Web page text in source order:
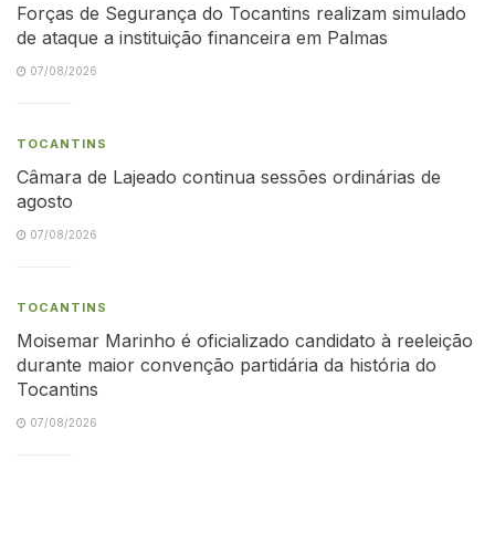
Forças de Segurança do Tocantins realizam simulado
de ataque a instituição financeira em Palmas
07/08/2026
TOCANTINS
Câmara de Lajeado continua sessões ordinárias de
agosto
07/08/2026
TOCANTINS
Moisemar Marinho é oficializado candidato à reeleição
durante maior convenção partidária da história do
Tocantins
07/08/2026